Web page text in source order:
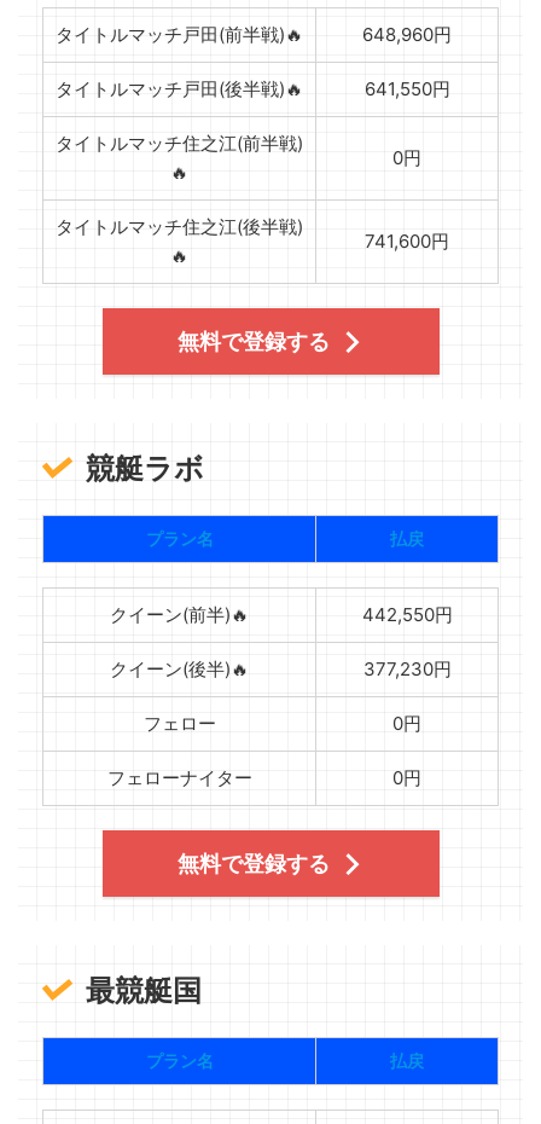
タイトルマッチ戸田(前半戦)🔥 648,960円
タイトルマッチ戸田(後半戦)🔥 641,550円
タイトルマッチ住之江(前半戦)
🔥
0円
タイトルマッチ住之江(後半戦)
🔥
741,600円
無料で登録する
競艇ラボ
プラン名 払戻
クイーン(前半)🔥 442,550円
クイーン(後半)🔥 377,230円
フェロー 0円
フェローナイター 0円
無料で登録する
最競艇国
プラン名 払戻